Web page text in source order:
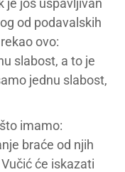
je još uspavljivan
od podavalskih
ovo:
slabost, a to je
jednu slabost,
imamo:
braće od njih
će iskazati